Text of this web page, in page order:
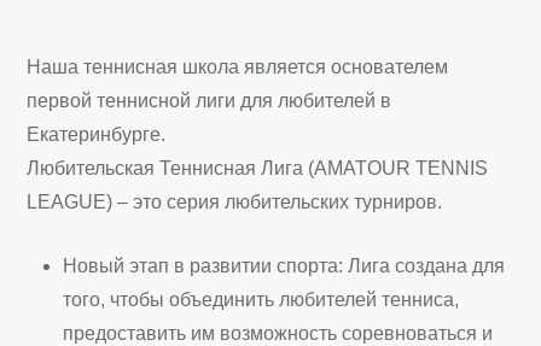
Наша теннисная школа является основателем
первой теннисной лиги для любителей в
Екатеринбурге.
Любительская Теннисная Лига (AMATOUR TENNIS
LEAGUE) – это серия любительских турниров.
Новый этап в развитии спорта: Лига создана для
того, чтобы объединить любителей тенниса,
предоставить им возможность соревноваться и